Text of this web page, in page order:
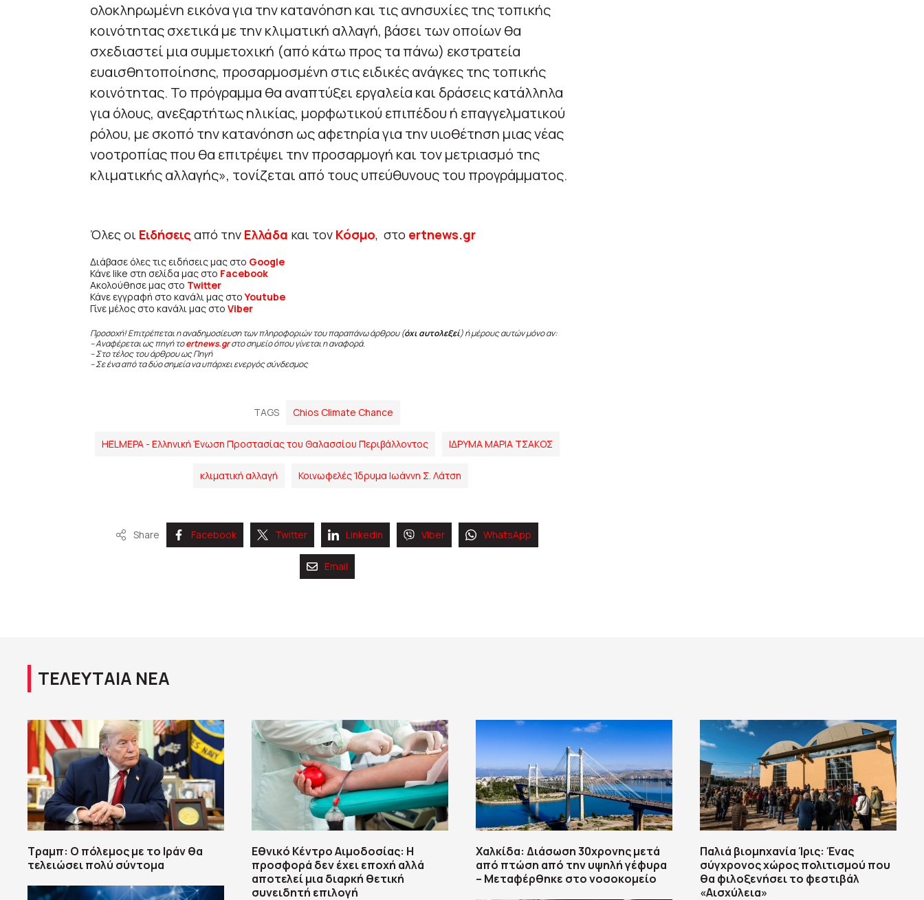
ολοκληρωμένη εικόνα για την κατανόηση και τις ανησυχίες της τοπικής
κοινότητας σχετικά με την κλιματική αλλαγή, βάσει των οποίων θα
σχεδιαστεί μια συμμετοχική (από κάτω προς τα πάνω) εκστρατεία
ευαισθητοποίησης, προσαρμοσμένη στις ειδικές ανάγκες της τοπικής
κοινότητας. Το πρόγραμμα θα αναπτύξει εργαλεία και δράσεις κατάλληλα
για όλους, ανεξαρτήτως ηλικίας, μορφωτικού επιπέδου ή επαγγελματικού
ρόλου, με σκοπό την κατανόηση ως αφετηρία για την υιοθέτηση μιας νέας
νοοτροπίας που θα επιτρέψει την προσαρμογή και τον μετριασμό της
κλιματικής αλλαγής», τονίζεται από τους υπεύθυνους του προγράμματος.
Όλες οι Ειδήσεις από την Ελλάδα και τον Κόσμο, στο ertnews.gr
Διάβασε όλες τις ειδήσεις μας στο Google
Κάνε like στη σελίδα μας στο Facebook
Ακολούθησε μας στο Twitter
Κάνε εγγραφή στο κανάλι μας στοYoutube
Γίνε μέλος στο κανάλι μας στο Viber
Προσοχή! Επιτρέπεται η αναδημοσίευση των πληροφοριών του παραπάνω άρθρου (όχι αυτολεξεί) ή μέρους αυτών μόνο αν:
– Αναφέρεται ως πηγή τοertnews.gr στο σημείο όπου γίνεται η αναφορά.
– Στο τέλος του άρθρου ως Πηγή
– Σε ένα από τα δύο σημεία να υπάρχει ενεργός σύνδεσμος
TAGS Chios Climate Chance
HELMEPA - Ελληνική Ένωση Προστασίας του Θαλασσίου Περιβάλλοντος ΙΔΡΥΜΑ ΜΑΡΙΑ ΤΣΑΚΟΣ
κλιματική αλλαγή Κοινωφελές Ίδρυμα Ιωάννη Σ. Λάτση
Share Facebook Twitter Linkedin Viber WhatsApp
Email
ΤΕΛΕΥΤΑΙΑ ΝΕΑ
Τραμπ: Ο πόλεμος με το Ιράν θα
τελειώσει πολύ σύντομα
Εθνικό Κέντρο Αιμοδοσίας: H
προσφορά δεν έχει εποχή αλλά
αποτελεί μια διαρκή θετική
συνειδητή επιλογή
Χαλκίδα: Διάσωση 30χρονης μετά
από πτώση από την υψηλή γέφυρα
– Μεταφέρθηκε στο νοσοκομείο
Παλιά βιομηχανία Ίρις: Ένας
σύγχρονος χώρος πολιτισμού που
θα φιλοξενήσει το φεστιβάλ
«Αισχύλεια»